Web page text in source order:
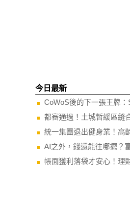
今日最新
CoWoS後的下一張王牌：
都審通過！土城暫緩區縫
統一集團退出健身業！高
AI之外，錢還能往哪擺？
帳面獲利落袋才安心！理